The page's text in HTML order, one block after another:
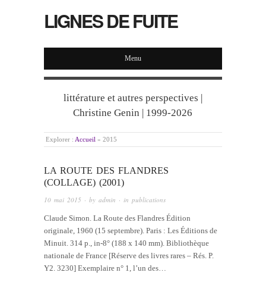
LIGNES DE FUITE
Menu
littérature et autres perspectives |
Christine Genin | 1999-2026
Explorer : Accueil » 2015
LA ROUTE DES FLANDRES
(COLLAGE) (2001)
10 mai 2015 · by admin · in publications
Claude Simon. La Route des Flandres Édition
originale, 1960 (15 septembre). Paris : Les Éditions de
Minuit. 314 p., in-8° (188 x 140 mm). Bibliothèque
nationale de France [Réserve des livres rares – Rés. P.
Y2. 3230] Exemplaire n° 1, l’un des…